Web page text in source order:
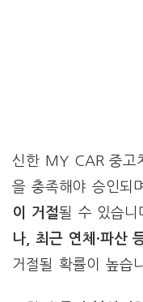
신한 MY CAR 중고
을 충족해야 승인되
이 거절될 수 있습
나, 최근 연체·파산
거절될 확률이 높습